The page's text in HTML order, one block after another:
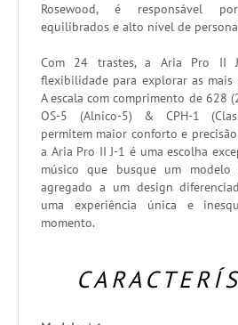
Rosewood, é responsável
equilibrados e alto nível de
Com 24 trastes, a Aria Pro II
flexibilidade para explorar as mais
A escala com comprimento de 628
OS-5 (Alnico-5) & CPH-1
permitem maior conforto e
a Aria Pro II J-1 é uma escolha
músico que busque um modelo
agregado a um design
uma experiência única e
momento.